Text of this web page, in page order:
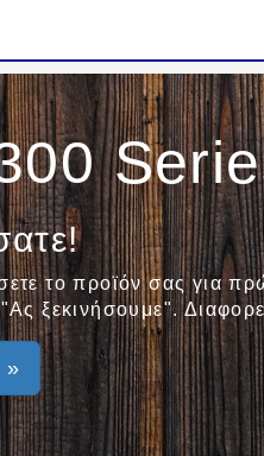
το προϊόν σας για
ξεκινήσουμε".
»